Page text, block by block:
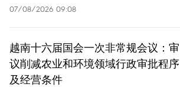
07/08/2026 09:08
越南十六届国会一次非常规会议：审
议削减农业和环境领域行政审批程序
及经营条件